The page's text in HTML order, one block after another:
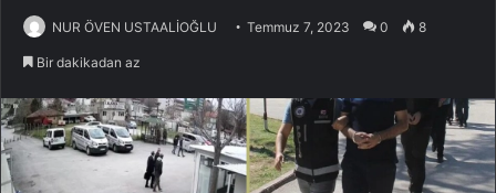
NUR ÖVEN USTAALİOĞLU Temmuz 7, 2023 0 8
Bir dakikadan az